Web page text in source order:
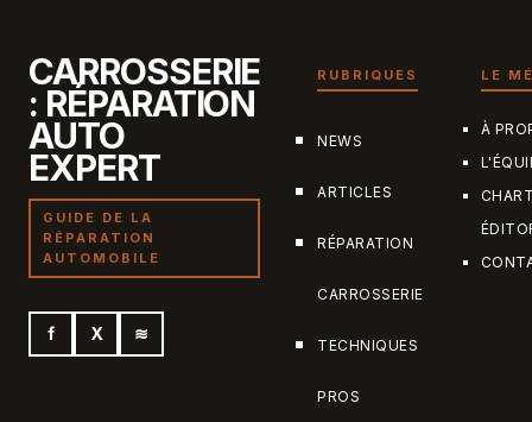
CARROSSERIE
: RÉPARATION
AUTO
EXPERT
GUIDE DE LA
RÉPARATION
AUTOMOBILE
f X ≋
RUBRIQUES
NEWS
ARTICLES
RÉPARATION
CARROSSERIE
TECHNIQUES
PROS
LE
À